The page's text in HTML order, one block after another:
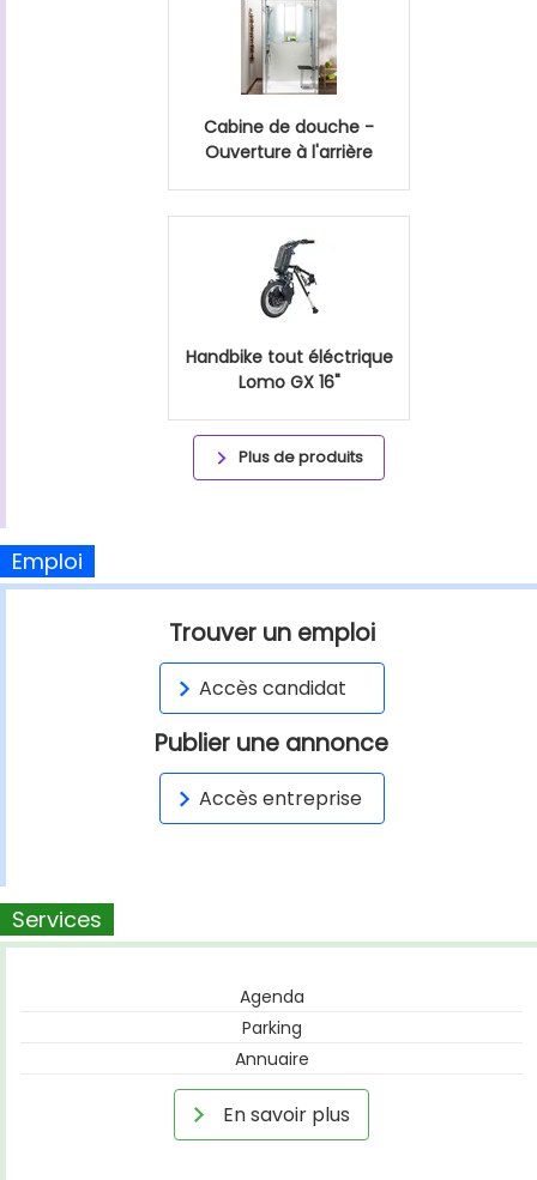
Cabine de douche -
Ouverture à l'arrière
Handbike tout éléctrique
Lomo GX 16"
Plus de produits
Emploi
Trouver un emploi
Accès candidat
Publier une annonce
Accès entreprise
Services
Agenda
Parking
Annuaire
En savoir plus